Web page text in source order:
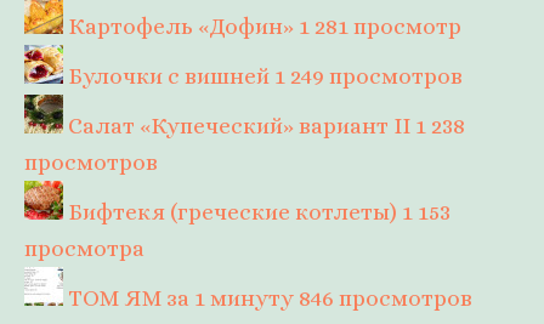
Картофель «Дофин» 1 281 просмотр
Булочки с вишней 1 249 просмотров
Салат «Купеческий» вариант II 1 238
просмотров
Бифтекя (греческие котлеты) 1 153
просмотра
ТОМ ЯМ за 1 минуту 846 просмотров